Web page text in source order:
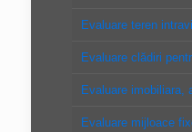
Evaluare teren
Evaluare clădiri
Evaluare imobiliara,
Evaluare mijloace